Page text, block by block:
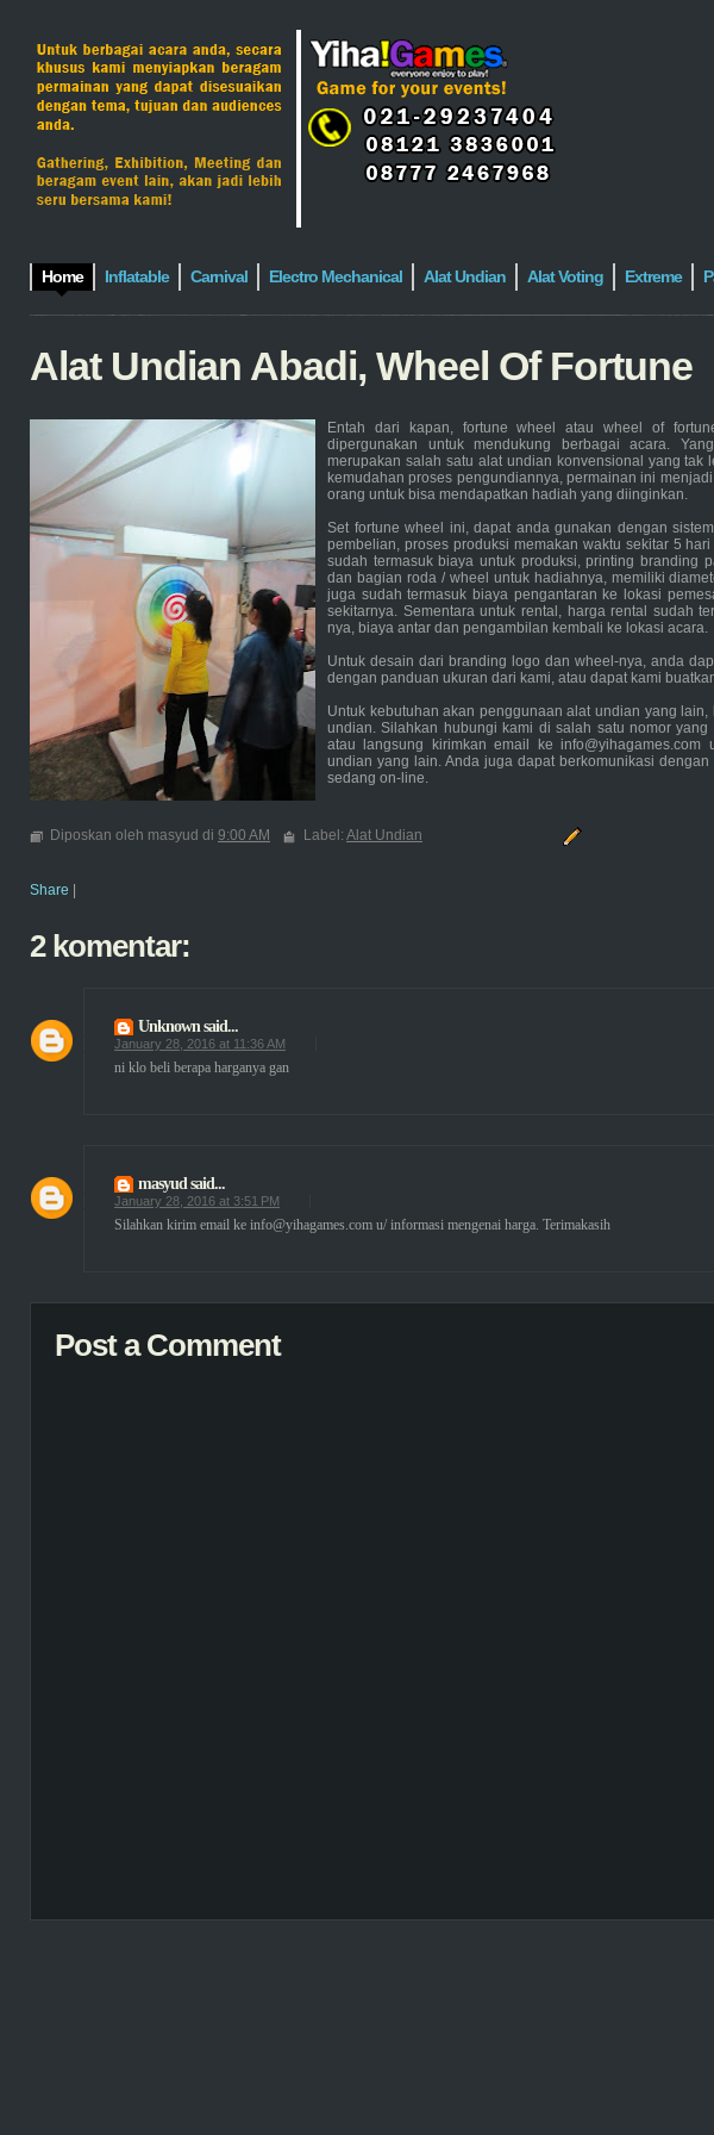
Home Inflatable Carnival Electro Mechanical Alat Undian Alat Voting Extreme
Alat Undian Abadi, Wheel Of Fortune
Entah dari kapan, fortune wheel atau wheel of
dipergunakan untuk mendukung berbagai acara.
merupakan salah satu alat undian konvensional yang tak
kemudahan proses pengundiannya, permainan ini
orang untuk bisa mendapatkan hadiah yang diinginkan.
Set fortune wheel ini, dapat anda gunakan dengan
pembelian, proses produksi memakan waktu sekitar 5
sudah termasuk biaya untuk produksi, printing branding
dan bagian roda / wheel untuk hadiahnya, memiliki
juga sudah termasuk biaya pengantaran ke lokasi
sekitarnya. Sementara untuk rental, harga rental sudah
nya, biaya antar dan pengambilan kembali ke lokasi acara.
Untuk desain dari branding logo dan wheel-nya, anda
dengan panduan ukuran dari kami, atau dapat kami
Untuk kebutuhan akan penggunaan alat undian yang
undian. Silahkan hubungi kami di salah satu nomor
atau langsung kirimkan email ke
undian yang lain. Anda juga dapat berkomunikasi
sedang on-line.
Diposkan oleh masyud di 9:00 AM Label: Alat Undian
Share
2 komentar:
Unknownsaid...
January 28, 2016 at 11:36 AM
ni klo beli berapa harganya gan
masyudsaid...
January 28, 2016 at 3:51 PM
Silahkan kirim email ke info@yihagames.com u/ informasi mengenai harga. Terimakasih
Post a Comment